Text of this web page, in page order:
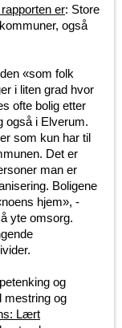
er: Store
også
«som folk
i liten grad hvor
ofte bolig etter
også i Elverum.
som kun har til
Det er
man er
Boligene
hjem», -
yte omsorg.
og
mestring og
Lært